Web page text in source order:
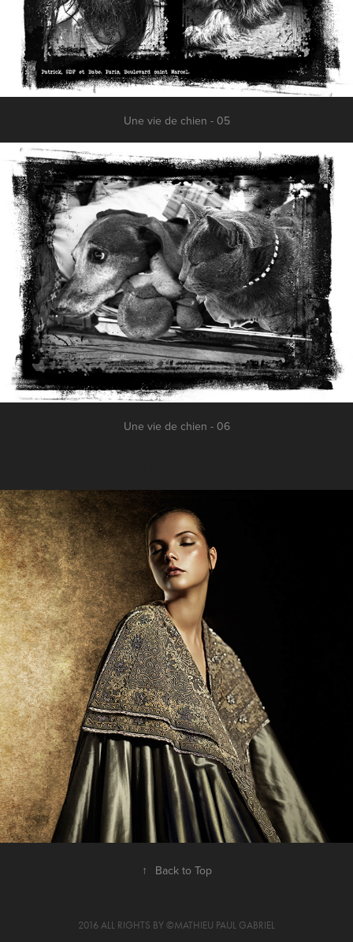
Une vie de chien - 05
Une vie de chien - 06
ONE SHOT(S)
↑ Back to Top
2016 ALL RIGHTS BY ©️MATHIEU PAUL GABRIEL